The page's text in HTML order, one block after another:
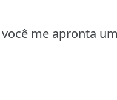
me apronta